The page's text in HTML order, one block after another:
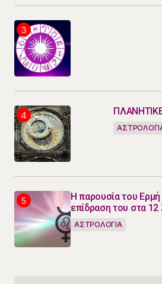
Η παρουσία του
επίδραση του στα
ΑΣΤΡΟΛΟΓΙΑ